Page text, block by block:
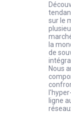
sur le
la
de
Nous
ligne